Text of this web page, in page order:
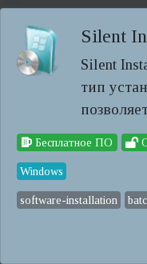
Silent
Silent
тип
Бесплатное ПО
Windows
software-installation